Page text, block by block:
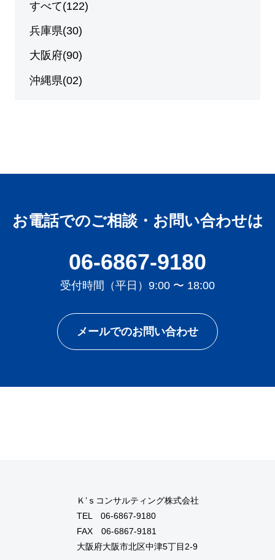
すべて(122)
兵庫県(30)
大阪府(90)
沖縄県(02)
お電話でのご相談・お問い合わせは
06-6867-9180
受付時間（平日）9:00 〜 18:00
メールでのお問い合わせ
Ｋ’ｓコンサルティング株式会社
TEL 06-6867-9180
FAX 06-6867-9181
大阪府大阪市北区中津5丁目2-9